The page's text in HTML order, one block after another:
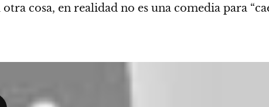
cosa, en realidad no es una comedia para